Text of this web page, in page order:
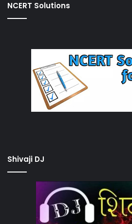
NCERT Solutions
Shivaji DJ